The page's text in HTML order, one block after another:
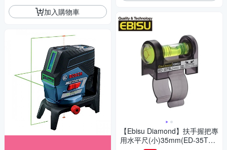
加入購物車
【Ebisu Diamond】扶手握把專
用水平尺(小)35mm(ED-35TS